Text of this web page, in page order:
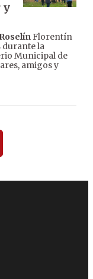
y
RoselínFlorentín
durante la
Municipal de
amigos y